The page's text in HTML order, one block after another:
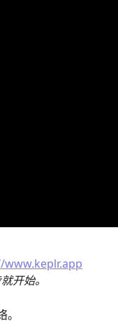
开始。
。